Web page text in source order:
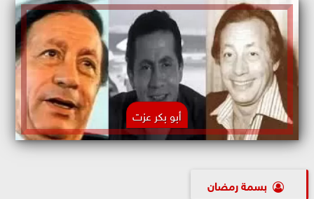
أبو بكر عزت
بسمة رمضان